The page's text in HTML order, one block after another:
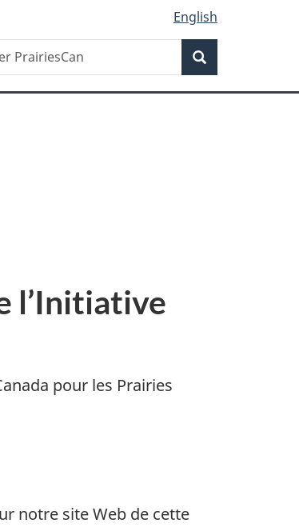
English
l’Initiative
pour les Prairies
notre site Web de cette